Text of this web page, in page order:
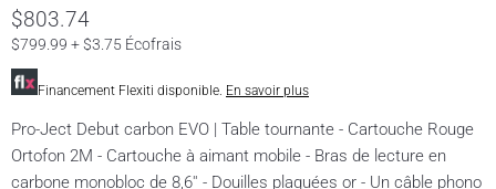
$803.74
$799.99 + $3.75 Écofrais
Financement Flexiti disponible. En savoir plus
Pro-Ject Debut carbon EVO | Table tournante - Cartouche Rouge
Ortofon 2M - Cartouche à aimant mobile - Bras de lecture en
carbone monobloc de 8,6'' - Douilles plaquées or - Un câble phono